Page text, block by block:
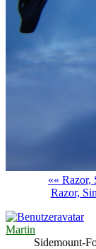
«« Razor,
Razor,
Martin
Sidemount-